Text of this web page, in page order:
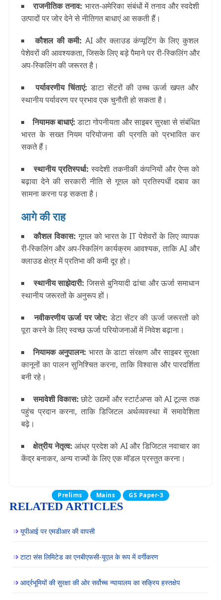
राजनीतिक तनाव: भारत-अमेरिका संबंधों में तनाव और स्वदेशी
उत्पादों पर जोर देने से नीतिगत बाधाएं आ सकती हैं।
कौशल की कमी: AI और क्लाउड कंप्यूटिंग के लिए कुशल
पेशेवरों की आवश्यकता, जिसके लिए बड़े पैमाने पर री-स्किलिंग और
अप-स्किलिंग की जरूरत है।
पर्यावरणीय चिंताएं: डाटा सेंटरों की उच्च ऊर्जा खपत और
स्थानीय पर्यावरण पर प्रभाव एक चुनौती हो सकता है।
नियामक बाधाएं: डाटा गोपनीयता और साइबर सुरक्षा से संबंधित
भारत के सख्त नियम परियोजना की प्रगति को प्रभावित कर
सकते हैं।
स्थानीय प्रतिस्पर्धा:स्वदेशी तकनीकी कंपनियों और ऐप्स को
बढ़ावा देने की सरकारी नीति से गूगल को प्रतिस्पर्धी दबाव का
सामना करना पड़ सकता है।
आगे की राह
कौशल विकास: गूगल को भारत के IT पेशेवरों के लिए व्यापक
री-स्किलिंग और अप-स्किलिंग कार्यक्रम आवश्यक, ताकि AI और
क्लाउड क्षेत्र में प्रतिभा की कमी दूर हो।
स्थानीय साझेदारी: जिससे बुनियादी ढांचा और ऊर्जा समाधान
स्थानीय जरूरतों के अनुरूप हों।
नवीकरणीय ऊर्जा पर जोर: डेटा सेंटर की ऊर्जा जरूरतों को
पूरा करने के लिए स्वच्छ ऊर्जा परियोजनाओं में निवेश बढ़ाना।
नियामक अनुपालन: भारत के डाटा संरक्षण और साइबर सुरक्षा
कानूनों का पालन सुनिश्चित करना, ताकि विश्वास और पारदर्शिता
बनी रहे।
समावेशी विकास:छोटे उद्यमों और स्टार्टअप्स को AI टूल्स तक
पहुंच प्रदान करना, ताकि डिजिटल अर्थव्यवस्था में समावेशिता
बढ़े।
क्षेत्रीय नेतृत्व: आंध्र प्रदेश को AI और डिजिटल नवाचार का
केंद्र बनाकर, अन्य राज्यों के लिए एक मॉडल प्रस्तुत करना।
Prelims Mains GS Paper-3
RELATED ARTICLES
यूपीआई पर एमडीआर की वापसी
टाटा संस लिमिटेड का एनबीएफसी-यूएल के रूप में वर्गीकरण
आर्द्रभूमियों की सुरक्षा की ओर सर्वोच्च न्यायालय का सक्रिय हस्तक्षेप